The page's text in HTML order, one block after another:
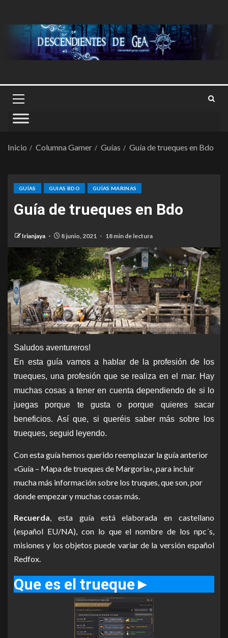
Inicio Columna Gamer Guías Guía de trueques en Bdo
GUÍAS GUIAS BDO GUÍAS MARINAS
Guía de trueques en Bdo
Irianjaya 8 junio, 2021 18 min de lectura
Saludos aventureros!
En esta guía vamos a hablar de la profesión de los
trueques, una profesión que se realiza en el mar. Hay
muchas cosas a tener en cuenta dependiendo de si lo
juegas porque te gusta o porque quieres sacar
beneficios. Así que, si queréis saber más sobre los
trueques, seguid leyendo.
Con esta guía hemos querido reemplazar la guía anterior
«Guía – Mapa de trueques de Margoria», para incluir
mucha más información sobre los truques, que son, por
donde empezar y muchas cosas más.
Recuerda , esta guía está elaborada en castellano
(español EU/NA), con lo que el nombre de los npc´s,
misiones y los objetos puede variar de la versión español
Redfox.
Que es el trueque►